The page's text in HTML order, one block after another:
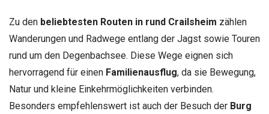
Zu den beliebtesten Routen in rund Crailsheim zählen
Wanderungen und Radwege entlang der Jagst sowie Touren
rund um den Degenbachsee. Diese Wege eignen sich
hervorragend für einen Familienausflug, da sie Bewegung,
Natur und kleine Einkehrmöglichkeiten verbinden.
Besonders empfehlenswert ist auch der Besuch der Burg